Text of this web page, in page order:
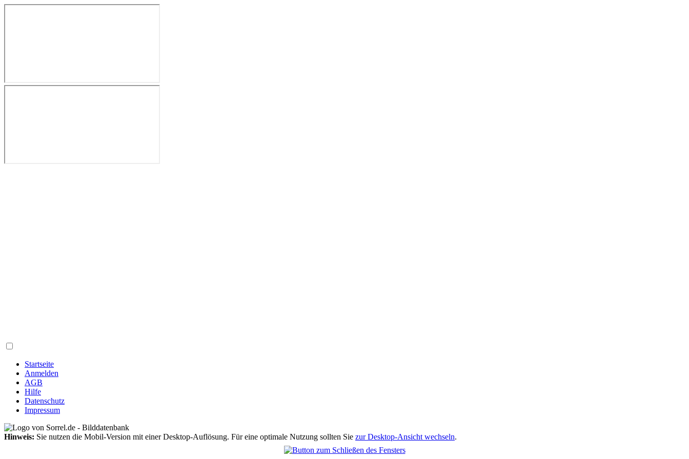
Startseite
Anmelden
AGB
Hilfe
Datenschutz
Impressum
Hinweis: Sie nutzen die Mobil-Version mit einer Desktop-Auflösung. Für eine optimale Nutzung sollten Sie zur Desktop-Ansicht wechseln.